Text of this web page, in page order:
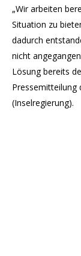
„Wir arbeiten
Situation zu
dadurch
nicht
Lösung bereits
Pressemitteilung
(Inselregierung).